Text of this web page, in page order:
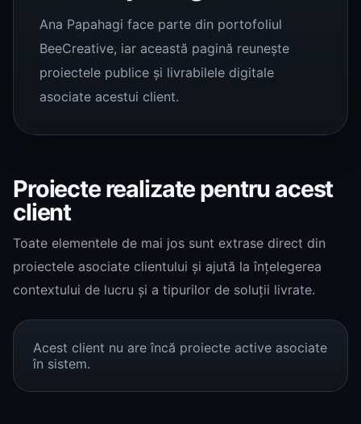
Ana Papahagi face parte din portofoliul
BeeCreative, iar această pagină reunește
proiectele publice și livrabilele digitale
asociate acestui client.
Proiecte realizate pentru acest
client
Toate elementele de mai jos sunt extrase direct din
proiectele asociate clientului și ajută la înțelegerea
contextului de lucru și a tipurilor de soluții livrate.
Acest client nu are încă proiecte active asociate
în sistem.